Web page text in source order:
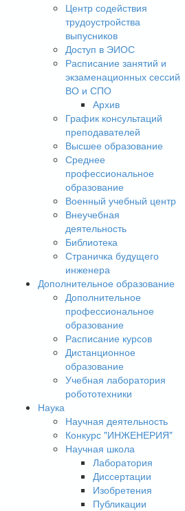
Центр содействия
трудоустройства
выпусников
Доступ в ЭИОС
Расписание занятий и
экзаменационных сессий
ВО и СПО
Архив
График консультаций
преподавателей
Высшее образование
Среднее
профессиональное
образование
Военный учебный центр
Внеучебная
деятельность
Библиотека
Страничка будущего
инженера
Дополнительное образование
Дополнительное
профессиональное
образование
Расписание курсов
Дистанционное
образование
Учебная лаборатория
робототехники
Наука
Научная деятельность
Конкурс "ИНЖЕНЕРИЯ"
Научная школа
Лаборатория
Диссертации
Изобретения
Публикации